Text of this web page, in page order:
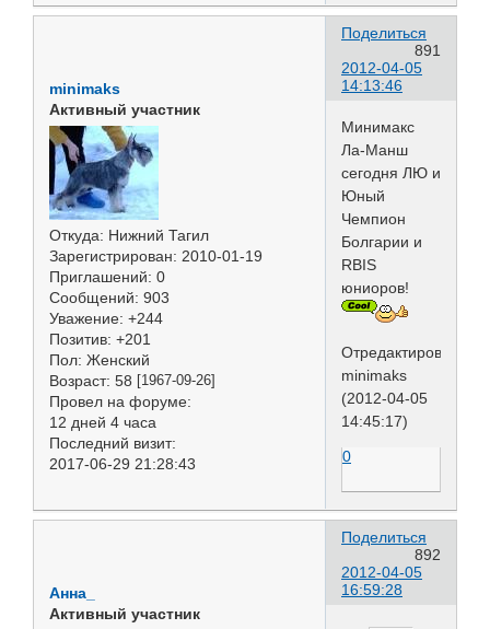
Поделиться
891
2012-04-05
14:13:46
minimaks
Активный участник
Откуда: Нижний Тагил
Зарегистрирован: 2010-01-19
Приглашений: 0
Сообщений: 903
Уважение: +244
Позитив: +201
Пол: Женский
Возраст: 58 [1967-09-26]
Провел на форуме:
12 дней 4 часа
Последний визит:
2017-06-29 21:28:43
Минимакс
Ла-Манш
сегодня ЛЮ и
Юный
Чемпион
Болгарии и
RBIS
юниоров!
Отредактировано
minimaks
(2012-04-05
14:45:17)
0
Поделиться
892
2012-04-05
16:59:28
Анна_
Активный участник